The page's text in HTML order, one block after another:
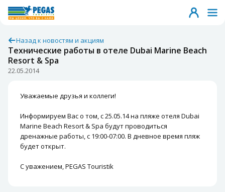
Назад к новостям и акциям
Технические работы в отеле Dubai Marine Beach
Resort & Spa
22.05.2014
Уважаемые друзья и коллеги!
Информируем Вас о том, с 25.05.14 на пляже отеля Dubai
Marine Beach Resort & Spa будут проводиться
дренажные работы, с 19:00-07:00. В дневное время пляж
будет открыт.
С уважением, PEGAS Touristik